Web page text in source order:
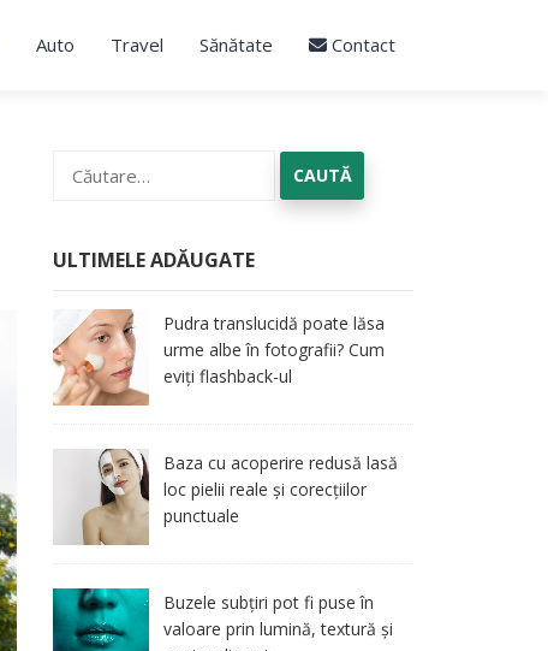
Auto Travel Sănătate Contact
după:
ULTIMELE ADĂUGATE
Pudra translucidă poate lăsa
urme albe în fotografii? Cum
eviți flashback-ul
Baza cu acoperire redusă lasă
loc pielii reale și corecțiilor
punctuale
Buzele subțiri pot fi puse în
valoare prin lumină, textură și